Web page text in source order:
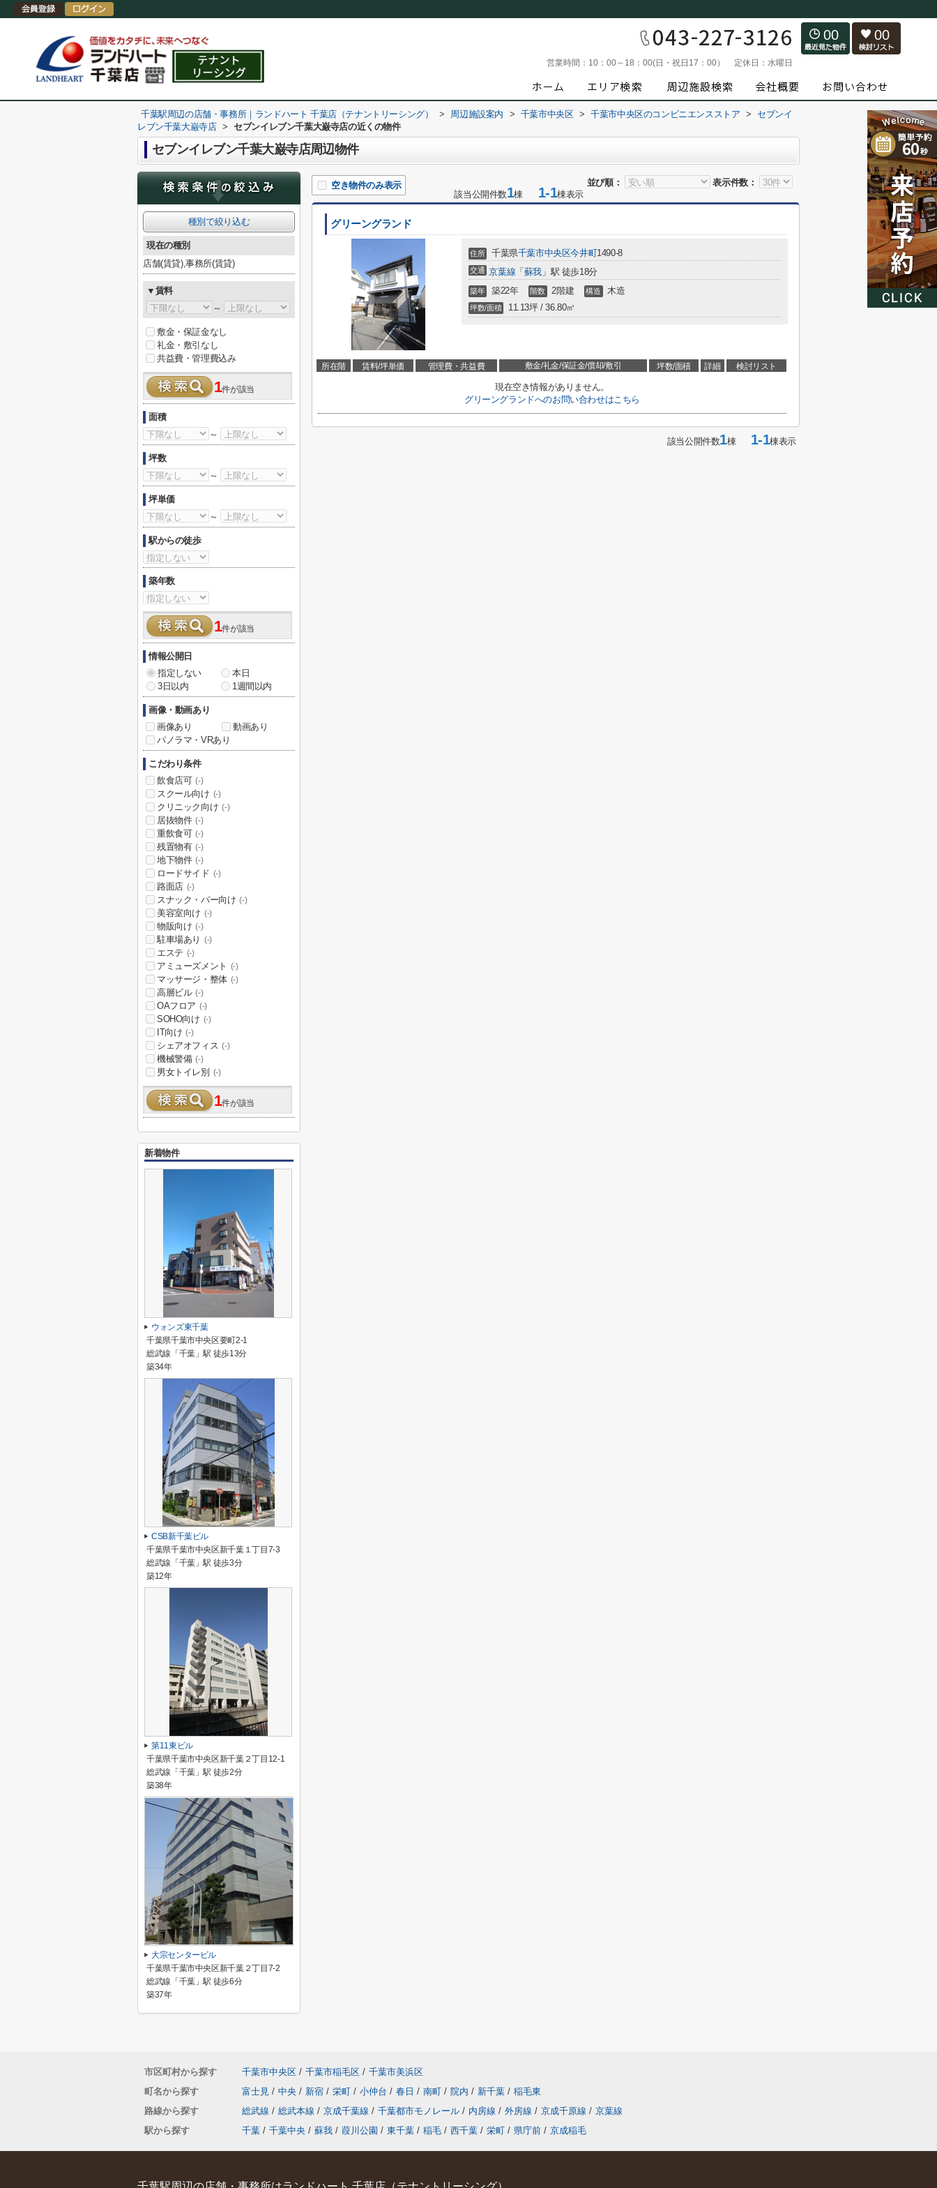
営業時間： 10：00～18：00(日・祝日17：00） 定休日： 水曜日
00 00
千葉駅周辺の店舗・事務所｜ランドハート 千葉店（テナントリーシング） > 周辺施設案内 > 千葉市中央区 > 千葉市中央区のコンビニエンスストア >
セブンイ
レブン千葉大巌寺店 > セブンイレブン千葉大巌寺店の近くの物件
セブンイレブン千葉大巌寺店周辺物件
並び順： 表示件数：
空き物件のみ表示
該当公開件数1棟 1-1棟表示
グリーングランド
住所 千葉県千葉市中央区今井町1490-8
交通 京葉線 「 蘇我 」駅 徒歩18分
築年 築22年 階数 2階建 構造 木造
坪数/面積 11.13坪 / 36.80㎡
所在階 賃料/坪単価 管理費・共益費 敷金/礼金/保証金/償却/敷引 坪数/面積 詳細 検討リスト
現在空き情報がありません。
グリーングランドへのお問い合わせはこちら
該当公開件数1棟 1-1棟表示
種別で絞り込む
現在の種別
店舗(賃貸),事務所(賃貸)
▼賃料
～
敷金・保証金なし
礼金・敷引なし
共益費・管理費込み
1件が該当
面積
～
坪数
～
坪単価
～
駅からの徒歩
築年数
1件が該当
情報公開日
指定しない
本日
3日以内
1週間以内
画像・動画あり
画像あり
動画あり
パノラマ・VRあり
こだわり条件
飲食店可 (-)
スクール向け (-)
クリニック向け (-)
居抜物件 (-)
重飲食可 (-)
残置物有 (-)
地下物件 (-)
ロードサイド (-)
路面店 (-)
スナック・バー向け (-)
美容室向け (-)
物販向け (-)
駐車場あり (-)
エステ (-)
アミューズメント (-)
マッサージ・整体 (-)
高層ビル (-)
OAフロア (-)
SOHO向け (-)
IT向け (-)
シェアオフィス (-)
機械警備 (-)
男女トイレ別 (-)
1件が該当
新着物件
ウォンズ東千葉
千葉県千葉市中央区要町2-1
総武線「千葉」駅 徒歩13分
築34年
CSB新千葉ビル
千葉県千葉市中央区新千葉１丁目7-3
総武線「千葉」駅 徒歩3分
築12年
第11東ビル
千葉県千葉市中央区新千葉２丁目12-1
総武線「千葉」駅 徒歩2分
築38年
大宗センタービル
千葉県千葉市中央区新千葉２丁目7-2
総武線「千葉」駅 徒歩6分
築37年
市区町村から探す 千葉市中央区 / 千葉市稲毛区 / 千葉市美浜区
町名から探す
富士見 / 中央 / 新宿 / 栄町 / 小仲台 / 春日 / 南町 / 院内 / 新千葉 / 稲毛東
路線から探す
総武線 / 総武本線 / 京成千葉線 / 千葉都市モノレール / 内房線 / 外房線 / 京成千原線 / 京葉線
駅から探す
千葉 / 千葉中央 / 蘇我 / 葭川公園 / 東千葉 / 稲毛 / 西千葉 / 栄町 / 県庁前 / 京成稲毛